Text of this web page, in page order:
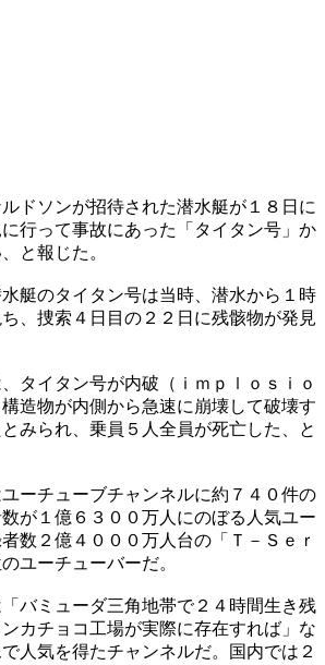
ドソンが招待された潜水艇が１８日に
行って事故にあった「タイタン号」か
と報じた。
艇のタイタン号は当時、潜水から１時
、捜索４日目の２２日に残骸物が発見
タイタン号が内破（ｉｍｐｌｏｓｉｏ
造物が内側から急速に崩壊して破壊す
みられ、乗員５人全員が死亡した、と
ーチューブチャンネルに約７４０件の
が１億６３００万人にのぼる人気ユー
数２億４０００万人台の「Ｔ－Ｓｅｒ
ユーチューバーだ。
バミューダ三角地帯で２４時間生き残
カチョコ工場が実際に存在すれば」な
人気を得たチャンネルだ。国内では２